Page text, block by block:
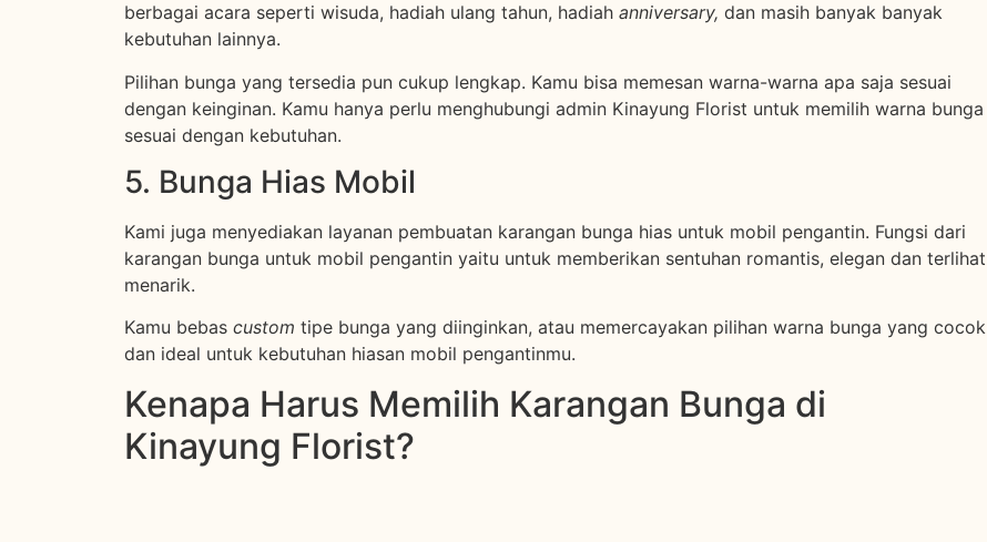
berbagai acara seperti wisuda, hadiah ulang tahun, hadiah anniversary, dan masih banyak banyak
kebutuhan lainnya.
Pilihan bunga yang tersedia pun cukup lengkap. Kamu bisa memesan warna-warna apa saja sesuai
dengan keinginan. Kamu hanya perlu menghubungi admin Kinayung Florist untuk memilih warna bunga
sesuai dengan kebutuhan.
5. Bunga Hias Mobil
Kami juga menyediakan layanan pembuatan karangan bunga hias untuk mobil pengantin. Fungsi dari
karangan bunga untuk mobil pengantin yaitu untuk memberikan sentuhan romantis, elegan dan terlihat
menarik.
Kamu bebas custom tipe bunga yang diinginkan, atau memercayakan pilihan warna bunga yang cocok
dan ideal untuk kebutuhan hiasan mobil pengantinmu.
Kenapa Harus Memilih Karangan Bunga di
Kinayung Florist?